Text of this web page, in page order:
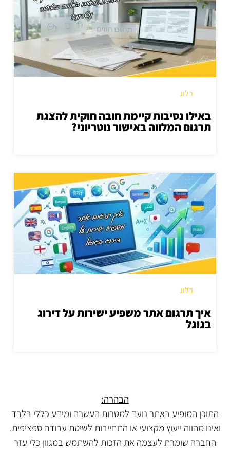
בלוג
באילו נסיבות קיימת חובה חוקית להצגת
תרגום המלווה באישור נוטריוני?
בלוג
איך תרגום אתר משפיע ישירות על דירוג
בגוגל
הבהרה:
התוכן המופיע באתר נועד למטרות העשרה ומידע כללי בלבד
ואינו מהווה ייעוץ מקצועי או התחייבות לשיטת עבודה ספציפית.
החברה שומרת לעצמה את הזכות להשתמש במגוון כלי עזר